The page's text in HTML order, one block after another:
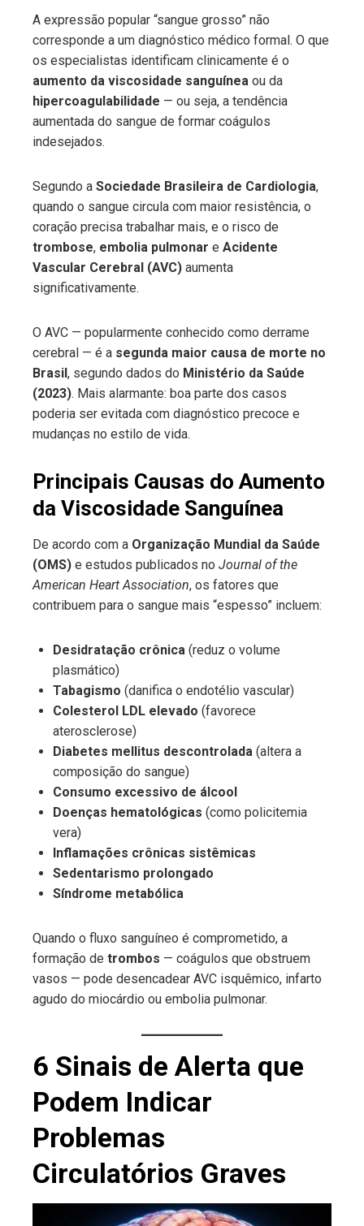
A expressão popular “sangue grosso” não
corresponde a um diagnóstico médico formal. O que
os especialistas identificam clinicamente é o
aumento da viscosidade sanguínea ou da
hipercoagulabilidade — ou seja, a tendência
aumentada do sangue de formar coágulos
indesejados.
Segundo a Sociedade Brasileira de Cardiologia,
quando o sangue circula com maior resistência, o
coração precisa trabalhar mais, e o risco de
trombose, embolia pulmonar e Acidente
Vascular Cerebral (AVC) aumenta
significativamente.
O AVC — popularmente conhecido como derrame
cerebral — é a segunda maior causa de morte no
Brasil , segundo dados do Ministério da Saúde
(2023). Mais alarmante: boa parte dos casos
poderia ser evitada com diagnóstico precoce e
mudanças no estilo de vida.
Principais Causas do Aumento
da Viscosidade Sanguínea
De acordo com a Organização Mundial da Saúde
(OMS) e estudos publicados no Journal of the
American Heart Association, os fatores que
contribuem para o sangue mais “espesso” incluem:
Desidratação crônica (reduz o volume
plasmático)
Tabagismo (danifica o endotélio vascular)
Colesterol LDL elevado (favorece
aterosclerose)
Diabetes mellitus descontrolada (altera a
composição do sangue)
Consumo excessivo de álcool
Doenças hematológicas (como policitemia
vera)
Inflamações crônicas sistêmicas
Sedentarismo prolongado
Síndrome metabólica
Quando o fluxo sanguíneo é comprometido, a
formação de trombos — coágulos que obstruem
vasos — pode desencadear AVC isquêmico, infarto
agudo do miocárdio ou embolia pulmonar.
6 Sinais de Alerta que
Podem Indicar
Problemas
Circulatórios Graves